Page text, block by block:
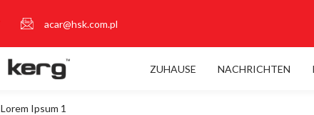
acar@hsk.com.pl
ZUHAUSE NACHRICHTEN
Lorem Ipsum 1